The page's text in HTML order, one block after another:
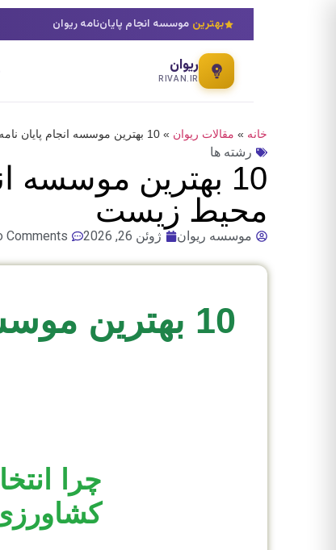
بهترین موسسه انجام پایان‌نامه ریوان
ریوان
RIVAN.IR
خانه » مقالات ریوان » 10 بهترین موسسه انجام پایان نامه رشته آموزش کشاورزی پایدار و محیط زیست
رشته ها
10 بهترین
محیط زیست
موسسه ریوان ژوئن 26, 2026 Comments
10 بهترین
چرا